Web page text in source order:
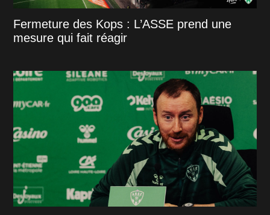
Fermeture des Kops : L’ASSE prend une
mesure qui fait réagir